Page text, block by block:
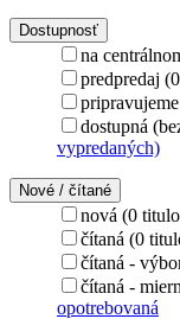
Dostupnosť
na
predpredaj
dostupná
vypredaných)
Nové / čítané
nová (0
čítaná (0
čítaná -
čítaná -
opotrebovaná